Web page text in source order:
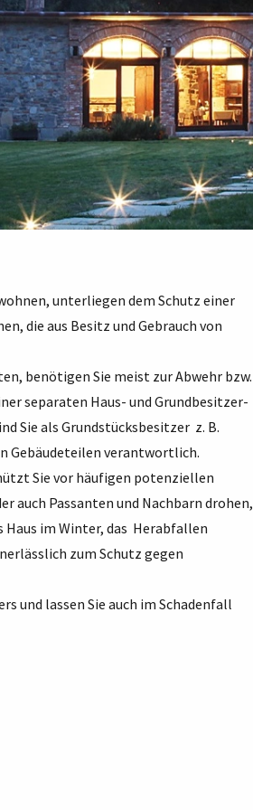
unterliegen dem Schutz einer
die aus Besitz und Gebrauch von
benötigen Sie meist zur Abwehr bzw.
separaten Haus- und Grundbesitzer-
Sie als Grundstücksbesitzer z. B.
Gebäudeteilen verantwortlich.
Sie vor häufigen potenziellen
auch Passanten und Nachbarn drohen,
Haus im Winter, das Herabfallen
zum Schutz gegen
und lassen Sie auch im Schadenfall